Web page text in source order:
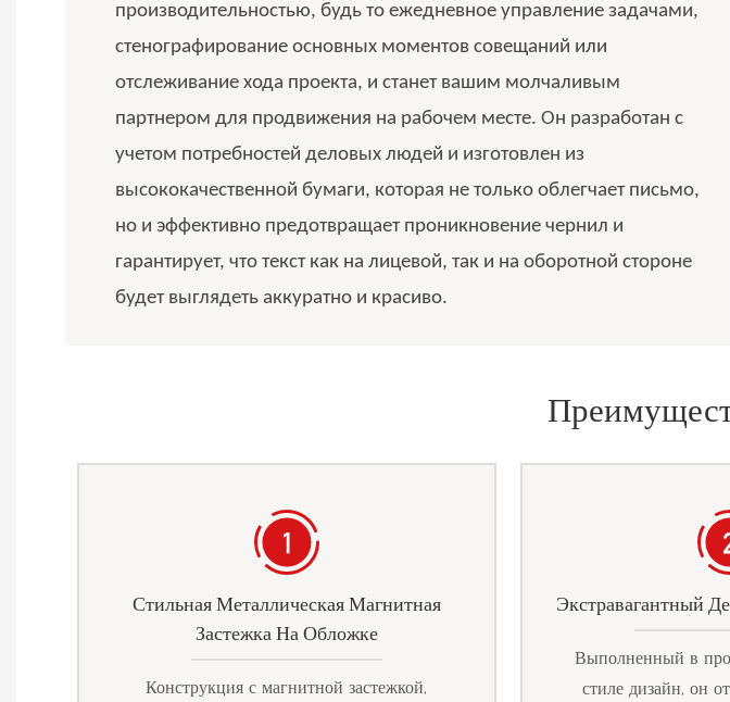
производительностью, будь то ежедневное управление задачами,
стенографирование основных моментов совещаний или
отслеживание хода проекта, и станет вашим молчаливым
партнером для продвижения на рабочем месте. Он разработан с
учетом потребностей деловых людей и изготовлен из
высококачественной бумаги, которая не только облегчает письмо,
но и эффективно предотвращает проникновение чернил и
гарантирует, что текст как на лицевой, так и на оборотной стороне
будет выглядеть аккуратно и красиво.
Стильная Металлическая Магнитная
Застежка На Обложке
Конструкция с магнитной застежкой,
Экстравагантный
Выполненный в
стиле дизайн, он